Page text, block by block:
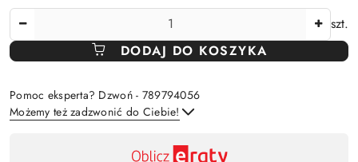
szt.
DODAJ DO KOSZYKA
Pomoc eksperta? Dzwoń - 789794056
Możemy też zadzwonić do Ciebie!